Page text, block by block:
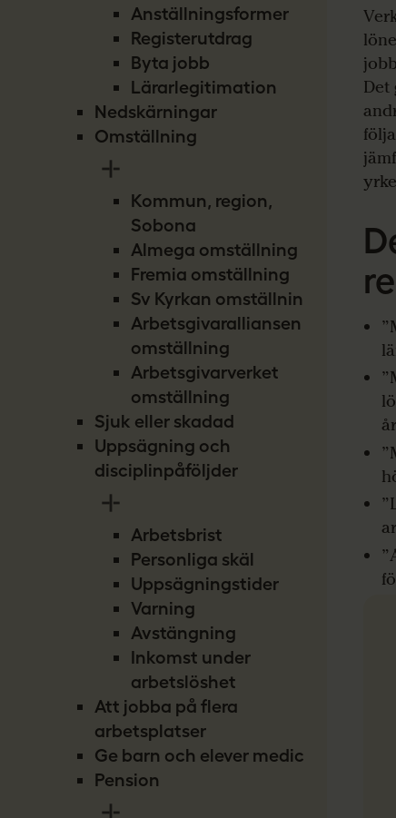
Anställningsformer
Registerutdrag
Byta jobb
Lärarlegitimation
Nedskärningar
Omställning
Kommun, region,
Sobona
Almega omställning
Fremia omställning
Sv Kyrkan omställning
Arbetsgivaralliansen
omställning
Arbetsgivarverket
omställning
Sjuk eller skadad
Uppsägning och
disciplinpåföljder
Arbetsbrist
Personliga skäl
Uppsägningstider
Varning
Avstängning
Inkomst under
arbetslöshet
Att jobba på flera
arbetsplatser
Ge barn och elever medicin
Pension
Det